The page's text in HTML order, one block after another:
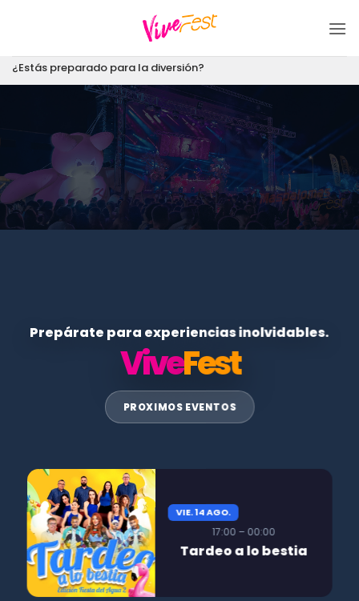
¿Estás preparado para la diversión?
Prepárate para experiencias inolvidables.
ViveFest
PROXIMOS EVENTOS
VIE. 14 AGO.
17:00 – 00:00
Tardeo a lo bestia